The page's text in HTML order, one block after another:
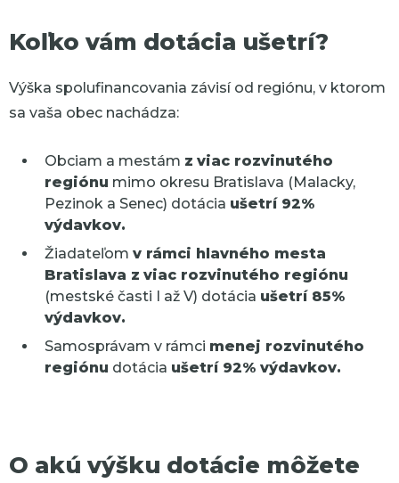
Koľko vám dotácia ušetrí?
Výška spolufinancovania závisí od regiónu, v ktorom
sa vaša obec nachádza:
Obciam a mestám z viac rozvinutého
regiónu mimo okresu Bratislava (Malacky,
Pezinok a Senec) dotácia ušetrí 92%
výdavkov.
Žiadateľom v rámci hlavného mesta
Bratislava z viac rozvinutého regiónu
(mestské časti I až V) dotácia ušetrí 85%
výdavkov.
Samosprávam v rámci menej rozvinutého
regiónu dotácia ušetrí 92% výdavkov.
O akú výšku dotácie môžete